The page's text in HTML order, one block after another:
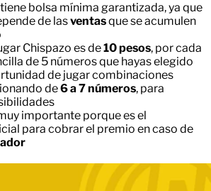
bolsa mínima garantizada, ya que
de lasventasque se acumulen
Chispazo es de10 pesos, por cada
de 5 números que hayas elegido
de jugar combinaciones
de6 a 7 números, para
importante porque es el
para cobrar el premio en caso de